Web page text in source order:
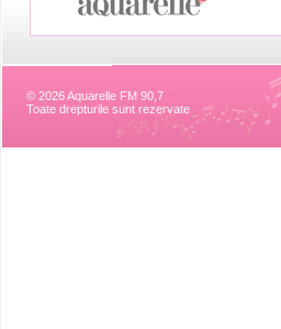
© 2026 Aquarelle FM 90,7
Toate drepturile sunt rezervate